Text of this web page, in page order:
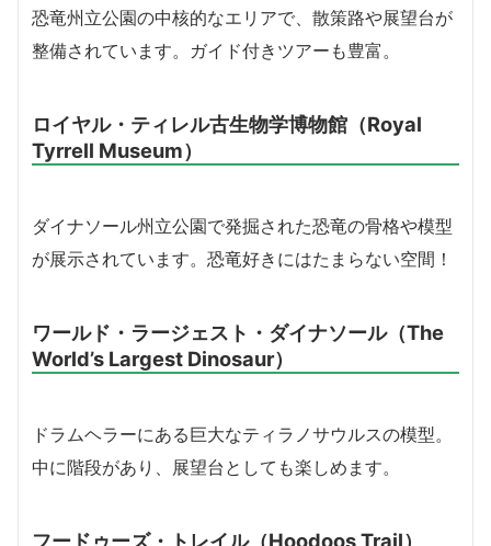
恐竜州立公園の中核的なエリアで、散策路や展望台が
整備されています。ガイド付きツアーも豊富。
ロイヤル・ティレル古生物学博物館（Royal
Tyrrell Museum）
ダイナソール州立公園で発掘された恐竜の骨格や模型
が展示されています。恐竜好きにはたまらない空間！
ワールド・ラージェスト・ダイナソール（The
World’s Largest Dinosaur）
ドラムヘラーにある巨大なティラノサウルスの模型。
中に階段があり、展望台としても楽しめます。
フードゥーズ・トレイル（Hoodoos Trail）